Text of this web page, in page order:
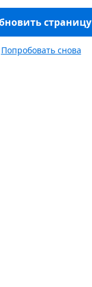
страницу
Попробовать снова